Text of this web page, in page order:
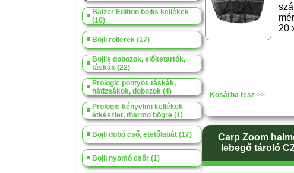
Balzer Edition bojlis kellékek
(10)
Bojli rollerek (17)
Bojlis dobozok, előketartók,
táskák (22)
Prologic pontyos táskák,
hátizsákok, dobozok (4)
Prologic kényelmi kellékek
étkészlet, thermo bögre (1)
Bojli dobó cső, etetőlapát (17)
Bojli nyomó csőr (1)
20
Kosárba tesz >>
Carp Zoom
lebegő tároló